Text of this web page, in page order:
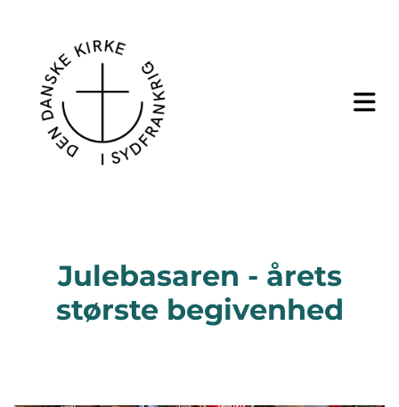
Julebasaren - årets
største begivenhed